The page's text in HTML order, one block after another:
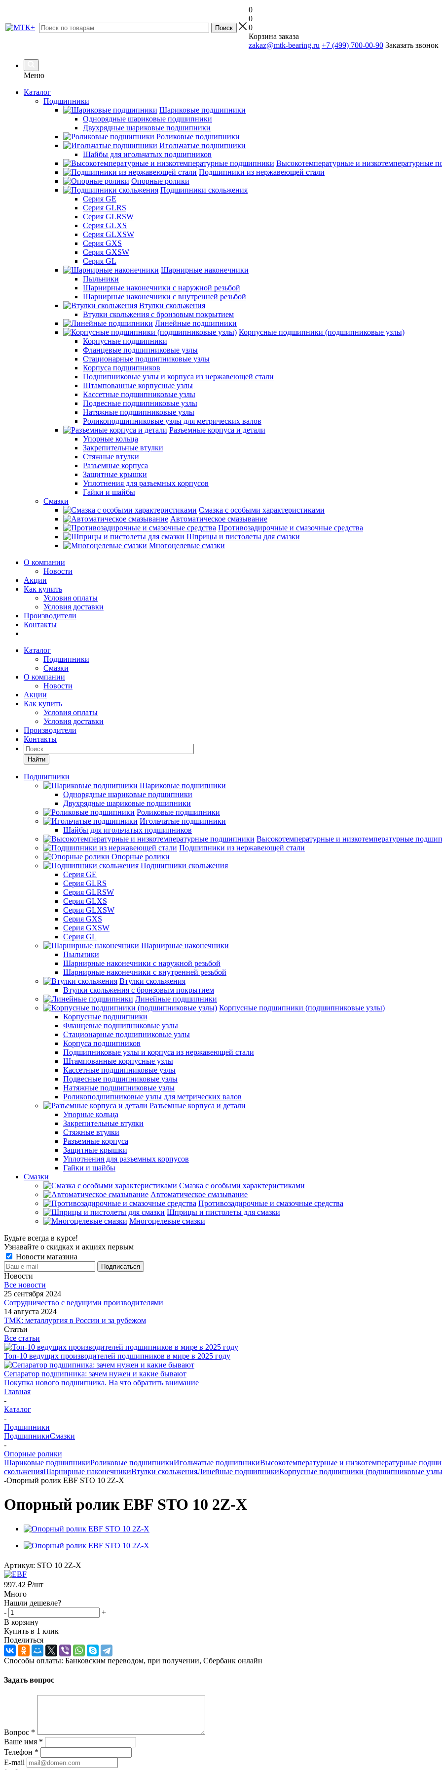
0
0
0
Корзина заказа
zakaz@mtk-bearing.ru +7 (499) 700-00-90 Заказать звонок
Меню
Каталог
Подшипники
Шариковые подшипники
Однорядные шариковые подшипники
Двухрядные шариковые подшипники
Роликовые подшипники
Игольчатые подшипники
Шайбы для игольчатых подшипников
Высокотемпературные и низкотемпературные
Подшипники из нержавеющей стали
Опорные ролики
Подшипники скольжения
Серия GE
Серия GLRS
Серия GLRSW
Серия GLXS
Серия GLXSW
Серия GXS
Серия GXSW
Серия GL
Шарнирные наконечники
Пыльники
Шарнирные наконечники с наружной резьбой
Шарнирные наконечники с внутренней резьбой
Втулки скольжения
Втулки скольжения с бронзовым покрытием
Линейные подшипники
Корпусные подшипники (подшипниковые узлы)
Корпусные подшипники
Фланцевые подшипниковые узлы
Стационарные подшипниковые узлы
Корпуса подшипников
Подшипниковые узлы и корпуса из нержавеющей стали
Штампованные корпусные узлы
Кассетные подшипниковые узлы
Подвесные подшипниковые узлы
Натяжные подшипниковые узлы
Роликоподшипниковые узлы для метрических валов
Разъемные корпуса и детали
Упорные кольца
Закрепительные втулки
Стяжные втулки
Разъемные корпуса
Защитные крышки
Уплотнения для разъемных корпусов
Гайки и шайбы
Смазки
Смазка с особыми характеристиками
Автоматическое смазывание
Противозадирочные и смазочные средства
Шприцы и пистолеты для смазки
Многоцелевые смазки
О компании
Новости
Акции
Как купить
Условия оплаты
Условия доставки
Производители
Контакты
Каталог
Подшипники
Смазки
О компании
Новости
Акции
Как купить
Условия оплаты
Условия доставки
Производители
Контакты
Найти
Подшипники
Шариковые подшипники
Однорядные шариковые подшипники
Двухрядные шариковые подшипники
Роликовые подшипники
Игольчатые подшипники
Шайбы для игольчатых подшипников
Высокотемпературные и низкотемпературные
Подшипники из нержавеющей стали
Опорные ролики
Подшипники скольжения
Серия GE
Серия GLRS
Серия GLRSW
Серия GLXS
Серия GLXSW
Серия GXS
Серия GXSW
Серия GL
Шарнирные наконечники
Пыльники
Шарнирные наконечники с наружной резьбой
Шарнирные наконечники с внутренней резьбой
Втулки скольжения
Втулки скольжения с бронзовым покрытием
Линейные подшипники
Корпусные подшипники (подшипниковые узлы)
Корпусные подшипники
Фланцевые подшипниковые узлы
Стационарные подшипниковые узлы
Корпуса подшипников
Подшипниковые узлы и корпуса из нержавеющей стали
Штампованные корпусные узлы
Кассетные подшипниковые узлы
Подвесные подшипниковые узлы
Натяжные подшипниковые узлы
Роликоподшипниковые узлы для метрических валов
Разъемные корпуса и детали
Упорные кольца
Закрепительные втулки
Стяжные втулки
Разъемные корпуса
Защитные крышки
Уплотнения для разъемных корпусов
Гайки и шайбы
Смазки
Смазка с особыми характеристиками
Автоматическое смазывание
Противозадирочные и смазочные средства
Шприцы и пистолеты для смазки
Многоцелевые смазки
Будьте всегда в курсе!
Узнавайте о скидках и акциях первым
Новости магазина
Новости
Все новости
25 сентября 2024
Сотрудничество с ведущими производителями
14 августа 2024
ТМК: металлургия в России и за рубежом
Статьи
Все статьи
Топ-10 ведущих производителей подшипников в мире в 2025 году
Сепаратор подшипника: зачем нужен и какие бывают
Покупка нового подшипника. На что обратить внимание
Главная
-
Каталог
-
Подшипники
ПодшипникиСмазки
-
Опорные ролики
Шариковые подшипникиРоликовые подшипникиИгольчатые подшипникиВысокотемпературные и низкотемпературные
скольженияШарнирные наконечникиВтулки скольженияЛинейные подшипникиКорпусные подшипники (подшипниковые
-Опорный ролик EBF STO 10 2Z-X
Опорный ролик EBF STO 10 2Z-X
Артикул: STO 10 2Z-X
997.42 ₽/шт
Много
Нашли дешевле?
-
+
В корзину
Купить в 1 клик
Поделиться
Способы оплаты: Банковским переводом, при получении, Сбербанк онлайн
Задать вопрос
Вопрос *
Ваше имя *
Телефон *
E-mail